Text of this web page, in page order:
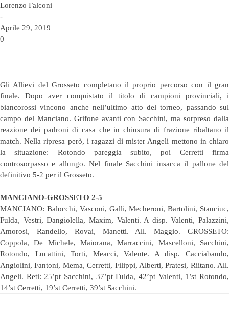
Lorenzo Falconi
-
Aprile 29, 2019
0
Gli Allievi del Grosseto completano il proprio percorso con il gran
finale. Dopo aver conquistato il titolo di campioni provinciali, i
biancorossi vincono anche nell’ultimo atto del torneo, passando sul
campo del Manciano. Grifone avanti con Sacchini, ma sorpreso dalla
reazione dei padroni di casa che in chiusura di frazione ribaltano il
match. Nella ripresa però, i ragazzi di mister Angeli mettono in chiaro
la situazione: Rotondo pareggia subito, poi Cerretti firma
controsorpasso e allungo. Nel finale Sacchini insacca il pallone del
definitivo 5-2 per il Grosseto.
MANCIANO-GROSSETO 2-5
MANCIANO: Balocchi, Vasconi, Galli, Mecheroni, Bartolini, Stauciuc,
Fulda, Vestri, Dangiolella, Maxim, Valenti. A disp. Valenti, Palazzini,
Amorosi, Randello, Rovai, Manetti. All. Maggio. GROSSETO:
Coppola, De Michele, Maiorana, Marraccini, Mascelloni, Sacchini,
Rotondo, Lucattini, Torti, Meacci, Valente. A disp. Cacciabaudo,
Angiolini, Fantoni, Mema, Cerretti, Filippi, Alberti, Pratesi, Riitano. All.
Angeli. Reti: 25’pt Sacchini, 37’pt Fulda, 42’pt Valenti, 1’st Rotondo,
14’st Cerretti, 19’st Cerretti, 39’st Sacchini.